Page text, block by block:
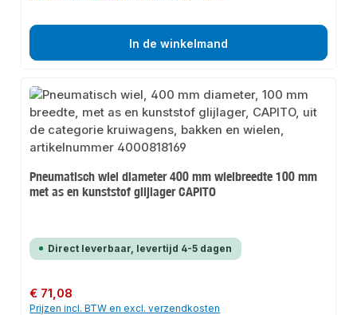
In de winkelmand
Pneumatisch wiel diameter 400 mm wielbreedte 100 mm
met as en kunststof glijlager CAPITO
Direct leverbaar, levertijd 4-5 dagen
Normale prijs:
€ 71,08
Prijzen incl. BTW en excl. verzendkosten